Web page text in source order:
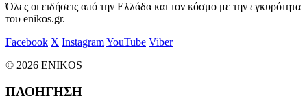
Όλες οι ειδήσεις από την Ελλάδα και τον κόσμο με την εγκυρότητα
του enikos.gr.
Facebook X InstagramYouTube Viber
© 2026 ENIKOS
ΠΛΟΗΓΗΣΗ